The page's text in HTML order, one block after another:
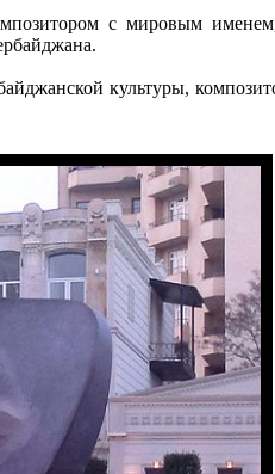
с мировым именем,
культуры,